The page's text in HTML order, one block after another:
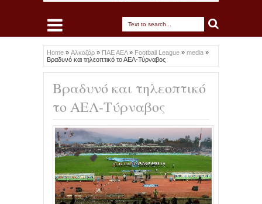
Home » Αλκαζάρ » ΠΑΕ ΑΕΛ» Football League » media »
Βραδυνό και τηλεοπτικό το ΑΕΛ-Τύρναβος
Βραδυνό και τηλεοπτικό
το ΑΕΛ-Τύρναβος